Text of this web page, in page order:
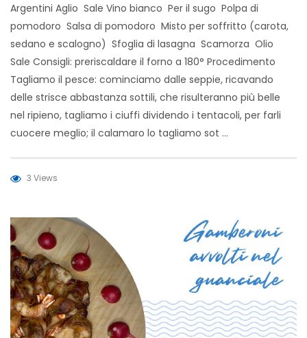
Argentini Aglio Sale Vino bianco Per il sugo Polpa di
pomodoro Salsa di pomodoro Misto per soffritto (carota,
sedano e scalogno) Sfoglia di lasagna Scamorza Olio
Sale Consigli: preriscaldare il forno a 180° Procedimento
Tagliamo il pesce: cominciamo dalle seppie, ricavando
delle strisce abbastanza sottili, che risulteranno più belle
nel ripieno, tagliamo i ciuffi dividendo i tentacoli, per farli
cuocere meglio; il calamaro lo tagliamo sot …
3 Views